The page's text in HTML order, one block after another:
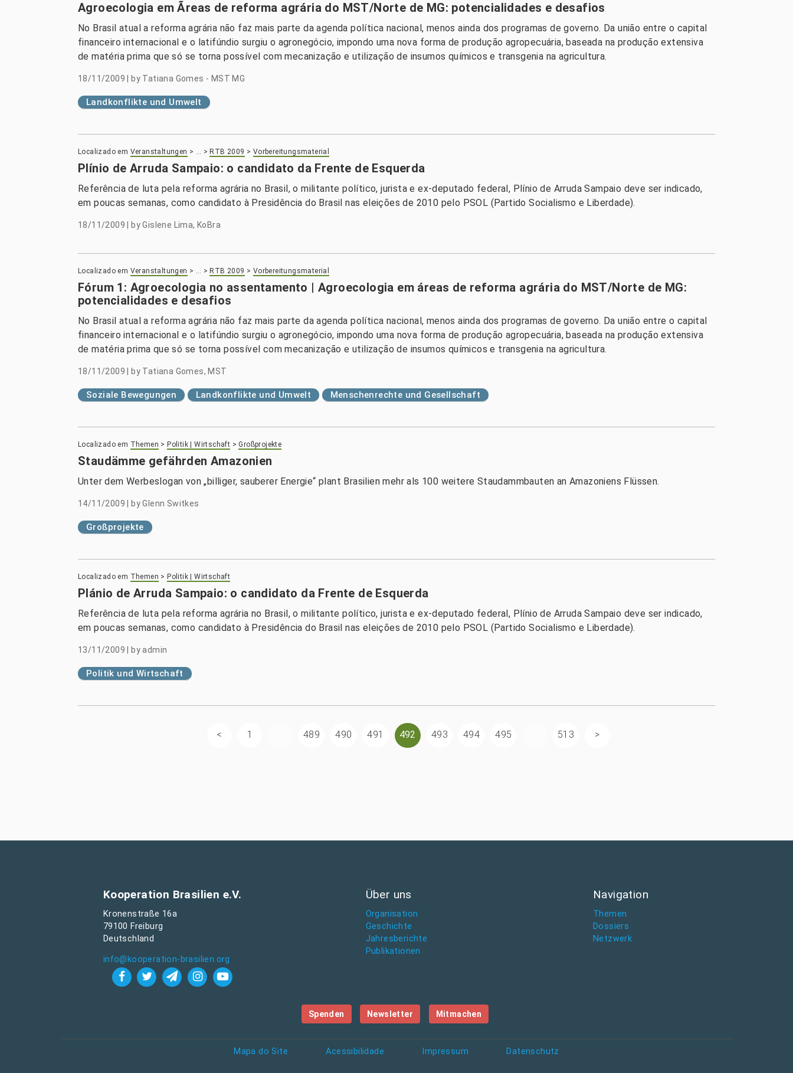
Agroecologia em Ãreas de reforma agrária do MST/Norte de MG: potencialidades e desafios
No Brasil atual a reforma agrária não faz mais parte da agenda política nacional, menos ainda dos programas de governo. Da união entre o capital
financeiro internacional e o latifúndio surgiu o agronegócio, impondo uma nova forma de produção agropecuária, baseada na produção extensiva
de matéria prima que só se torna possível com mecanização e utilização de insumos químicos e transgenia na agricultura.
18/11/2009 by Tatiana Gomes - MST MG
Landkonflikte und Umwelt
Localizado em Veranstaltungen > … > RTB 2009 > Vorbereitungsmaterial
Plínio de Arruda Sampaio: o candidato da Frente de Esquerda
Referência de luta pela reforma agrária no Brasil, o militante político, jurista e ex-deputado federal, Plínio de Arruda Sampaio deve ser indicado,
em poucas semanas, como candidato à Presidência do Brasil nas eleições de 2010 pelo PSOL (Partido Socialismo e Liberdade).
18/11/2009 byGislene Lima, KoBra
Localizado em Veranstaltungen > … > RTB 2009 > Vorbereitungsmaterial
Fórum 1: Agroecologia no assentamento | Agroecologia em áreas de reforma agrária do MST/Norte de MG:
potencialidades e desafios
No Brasil atual a reforma agrária não faz mais parte da agenda política nacional, menos ainda dos programas de governo. Da união entre o capital
financeiro internacional e o latifúndio surgiu o agronegócio, impondo uma nova forma de produção agropecuária, baseada na produção extensiva
de matéria prima que só se torna possível com mecanização e utilização de insumos químicos e transgenia na agricultura.
18/11/2009 by Tatiana Gomes, MST
Soziale Bewegungen Landkonflikte und Umwelt Menschenrechte und Gesellschaft
Localizado em Themen > Politik | Wirtschaft >Großprojekte
Staudämme gefährden Amazonien
Unter dem Werbeslogan von „billiger, sauberer Energie“ plant Brasilien mehr als 100 weitere Staudammbauten an Amazoniens Flüssen.
14/11/2009 byGlenn Switkes
Großprojekte
Localizado em Themen > Politik | Wirtschaft
Plánio de Arruda Sampaio: o candidato da Frente de Esquerda
Referência de luta pela reforma agrária no Brasil, o militante político, jurista e ex-deputado federal, Plínio de Arruda Sampaio deve ser indicado,
em poucas semanas, como candidato à Presidência do Brasil nas eleições de 2010 pelo PSOL (Partido Socialismo e Liberdade).
13/11/2009 byadmin
Politik und Wirtschaft
1 ... 489 490 491 492 493 494 495 ... 513
Kooperation Brasilien e.V.
Kronenstraße 16a
79100 Freiburg
Deutschland
info@kooperation-brasilien.org
Über uns
Organisation
Geschichte
Jahresberichte
Publikationen
Navigation
Themen
Dossiers
Netzwerk
Spenden Newsletter Mitmachen
Mapa do Site Acessibilidade Impressum Datenschutz